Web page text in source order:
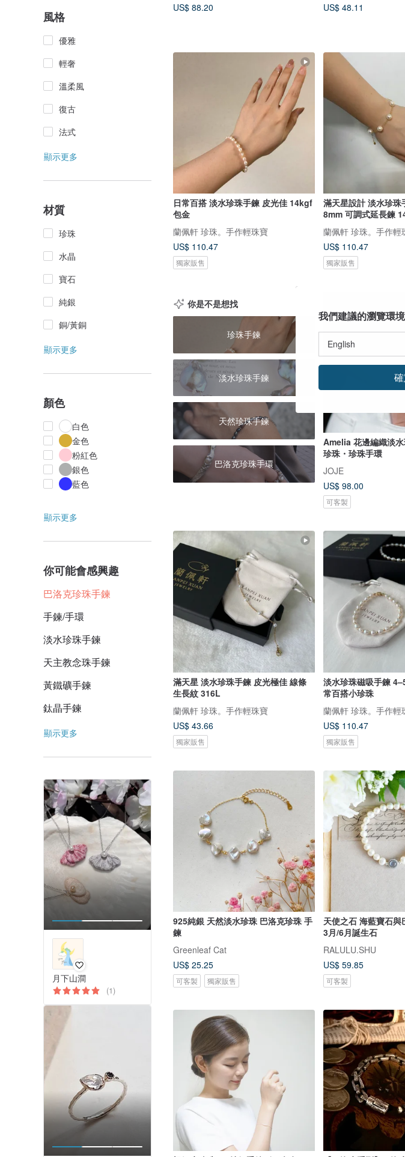
風格
優雅
輕奢
溫柔風
復古
法式
顯示更多
材質
珍珠
水晶
寶石
純銀
銅/黃銅
顯示更多
顏色
白色
金色
粉紅色
銀色
藍色
顯示更多
你可能會感興趣
巴洛克珍珠手鍊
手鍊/手環
淡水珍珠手鍊
天主教念珠手鍊
黃鐵礦手鍊
鈦晶手鍊
顯示更多
月下山澗
(1)
US$ 88.20
US$ 48.11
日常百搭 淡水珍珠手鍊 皮光佳 14kgf
包金
蘭佩軒 珍珠。手作輕珠寶
US$ 110.47
獨家販售
滿天星設計 淡水珍珠
8mm 可調式延長鍊
蘭佩軒 珍珠。手作輕
US$ 110.47
獨家販售
你是不是想找
珍珠手鍊
淡水珍珠手鍊
天然珍珠手鍊
巴洛克珍珠手環
Amelia 花邊編織淡
珍珠・珍珠手環
JOJE
US$ 98.00
可客製
滿天星 淡水珍珠手鍊 皮光極佳 線條
生長紋 316L
蘭佩軒 珍珠。手作輕珠寶
US$ 43.66
獨家販售
淡水珍珠磁吸手鍊
常百搭小珍珠
蘭佩軒 珍珠。手作輕
US$ 110.47
獨家販售
925純銀 天然淡水珍珠 巴洛克珍珠 手
鍊
Greenleaf Cat
US$ 25.25
可客製 獨家販售
天使之石 海藍寶石與
3月/6月誕生石
RALULU.SHU
US$ 59.85
可客製
我們建議的瀏覽環境